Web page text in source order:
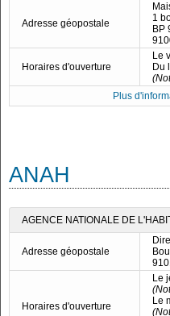
Adresse géopostale
1
BP
Horaires d'ouverture
Le
Du
Plus
ANAH
AGENCE NATIONALE DE
Adresse géopostale
Horaires d'ouverture
Le
Le